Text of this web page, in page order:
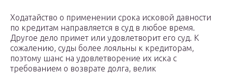
Ходатайство о применении срока исковой давности
по кредитам направляется в суд в любое время.
Другое дело примет или удовлетворит его суд. К
сожалению, суды более лояльны к кредиторам,
поэтому шанс на удовлетворение их иска с
требованием о возврате долга, велик